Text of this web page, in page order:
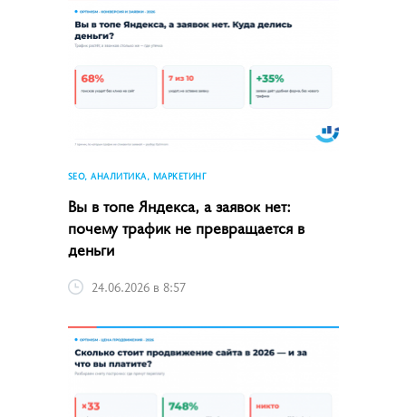
SEO, АНАЛИТИКА, МАРКЕТИНГ
Вы в топе Яндекса, а заявок нет:
почему трафик не превращается в
деньги
24.06.2026 в 8:57